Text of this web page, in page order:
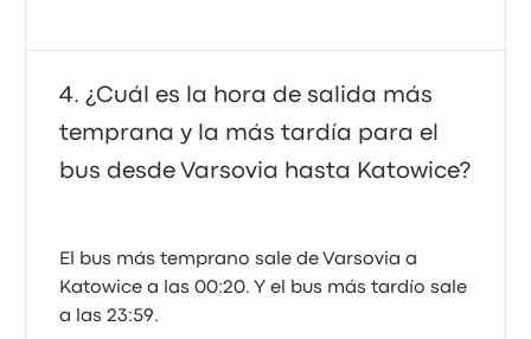
¿Cuál es la hora de salida más
temprana y la más tardía para el
bus desde Varsovia hasta Katowice?
El bus más temprano sale de Varsovia a
Katowice a las 00:20. Y el bus más tardío sale
a las 23:59.